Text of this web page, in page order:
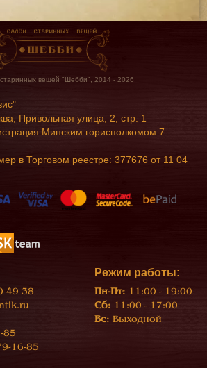
вещей "Шебби", 2014 - 2026
Привольная улица, 2, стр. 1
Минским горисполкомом 7
в Торговом реестре: 377676 от 11 04
49 38
85
16-85
Режим работы:
Пн-Пт: 11:00 - 19:00
Сб: 11:00 - 17:00
Вс: Выходной